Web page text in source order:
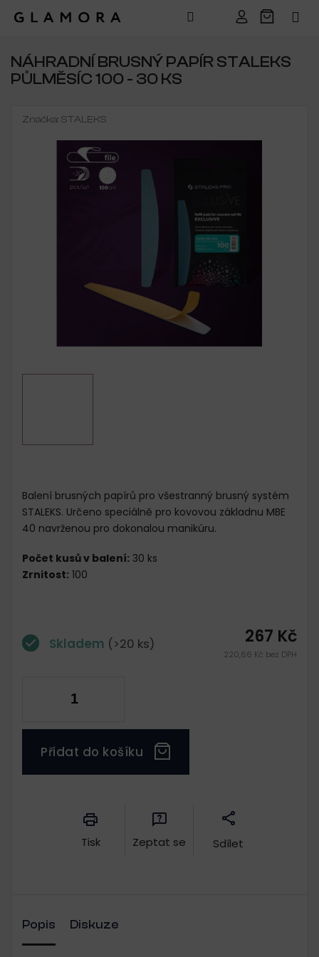
obsah
NÁHRADNÍ BRUSNÝ PAPÍR STALEKS
PŮLMĚSÍC 100 - 30 KS
Značka: STALEKS
267 Kč
220,66 Kč bez DPH
Skladem (>20 ks)
Přidat do košíku
Balení brusných papírů pro všestranný brusný systém
STALEKS. Určeno speciálně pro kovovou základnu MBE
40 navrženou pro dokonalou manikúru.
Počet kusů v balení: 30 ks
Zrnitost: 100
Tisk Zeptat se Sdílet
Popis Diskuze